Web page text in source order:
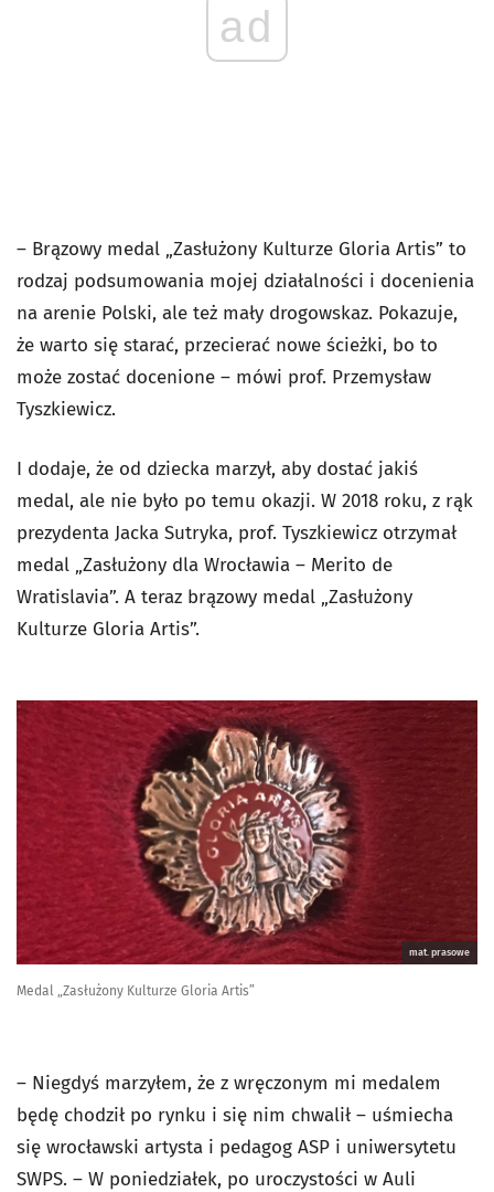
ad
– Brązowy medal „Zasłużony Kulturze Gloria Artis” to
rodzaj podsumowania mojej działalności i docenienia
na arenie Polski, ale też mały drogowskaz. Pokazuje,
że warto się starać, przecierać nowe ścieżki, bo to
może zostać docenione – mówi prof. Przemysław
Tyszkiewicz.
I dodaje, że od dziecka marzył, aby dostać jakiś
medal, ale nie było po temu okazji. W 2018 roku, z rąk
prezydenta Jacka Sutryka, prof. Tyszkiewicz otrzymał
medal „Zasłużony dla Wrocławia – Merito de
Wratislavia”. A teraz brązowy medal „Zasłużony
Kulturze Gloria Artis”.
mat. prasowe
Medal „Zasłużony Kulturze Gloria Artis”
– Niegdyś marzyłem, że z wręczonym mi medalem
będę chodził po rynku i się nim chwalił – uśmiecha
się wrocławski artysta i pedagog ASP i uniwersytetu
SWPS. – W poniedziałek, po uroczystości w Auli